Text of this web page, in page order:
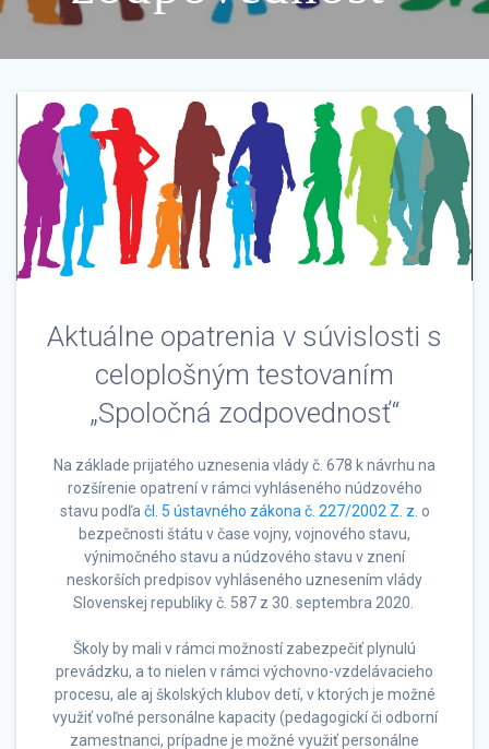
Aktuálne opatrenia v súvislosti s
celoplošným testovaním
„Spoločná zodpovednosť“
Na základe prijatého uznesenia vlády č. 678 k návrhu na
rozšírenie opatrení v rámci vyhláseného núdzového
stavu podľa čl. 5 ústavného zákona č. 227/2002 Z. z. o
bezpečnosti štátu v čase vojny, vojnového stavu,
výnimočného stavu a núdzového stavu v znení
neskorších predpisov vyhláseného uznesením vlády
Slovenskej republiky č. 587 z 30. septembra 2020.
Školy by mali v rámci možností zabezpečiť plynulú
prevádzku, a to nielen v rámci výchovno-vzdelávacieho
procesu, ale aj školských klubov detí, v ktorých je možné
využiť voľné personálne kapacity (pedagogickí či odborní
zamestnanci, prípadne je možné využiť personálne